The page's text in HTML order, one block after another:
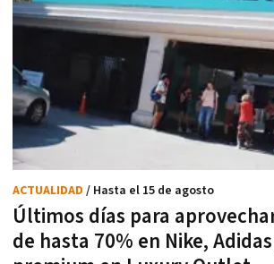
Últimos días para
de hasta 70% en Nike,
ACTUALIDAD / Hasta el 15 de agosto